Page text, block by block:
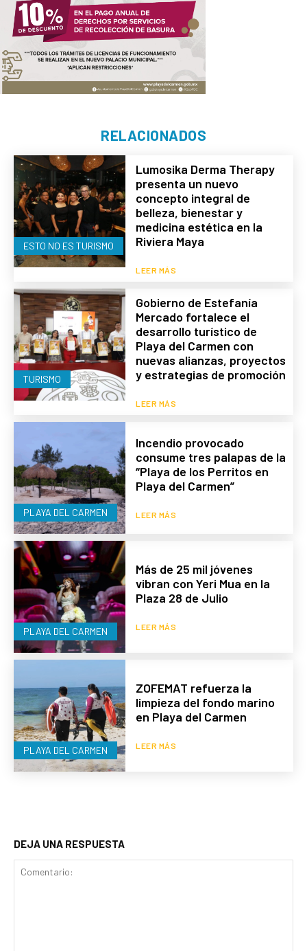
RELACIONADOS
ESTO NO ES TURISMO
Lumosika Derma Therapy
presenta un nuevo
concepto integral de
belleza, bienestar y
medicina estética en la
Riviera Maya
LEER MÁS
TURISMO
Gobierno de Estefanía
Mercado fortalece el
desarrollo turístico de
Playa del Carmen con
nuevas alianzas, proyectos
y estrategias de promoción
LEER MÁS
PLAYA DEL CARMEN
Incendio provocado
consume tres palapas de la
“Playa de los Perritos en
Playa del Carmen”
LEER MÁS
PLAYA DEL CARMEN
Más de 25 mil jóvenes
vibran con Yeri Mua en la
Plaza 28 de Julio
LEER MÁS
PLAYA DEL CARMEN
ZOFEMAT refuerza la
limpieza del fondo marino
en Playa del Carmen
LEER MÁS
DEJA UNA RESPUESTA